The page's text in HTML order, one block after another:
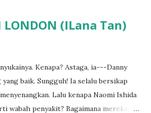
kusadar, kau memang harus
LONDON (ILana Tan)
Kenapa? Astaga, ia---Danny
baik. Sungguh! Ia selalu bersikap
Lalu kenapa Naomi Ishida
wabah penyakit? Bagaimana mereka